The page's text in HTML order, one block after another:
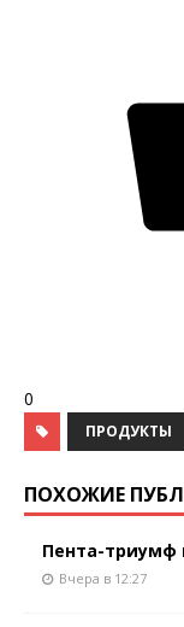
0
ПРОДУКТЫ
ПОХОЖИЕ
Пента-триумф
Вчера в 12:27